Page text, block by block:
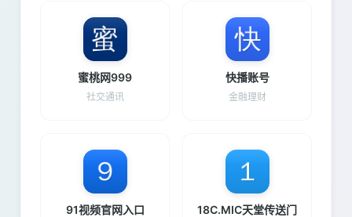
蜜桃网999
社交通讯
快播账号
金融理财
91视频官网入口 18C.MIC天堂传送门